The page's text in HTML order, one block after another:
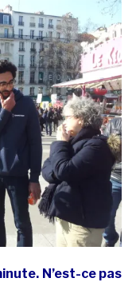
N’est-ce pas